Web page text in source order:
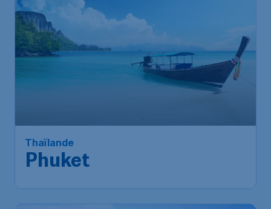
495
à partir de
Schiphol (Amsterdam)
Phuket
de Phuket